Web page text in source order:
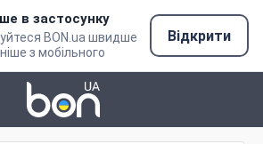
в застосунку
BON.ua швидше
з мобільного
Відкрити